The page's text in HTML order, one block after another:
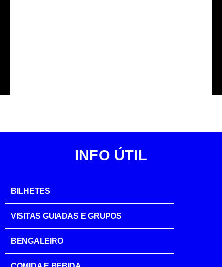
INFO ÚTIL
BILHETES
VISITAS GUIADAS E GRUPOS
BENGALEIRO